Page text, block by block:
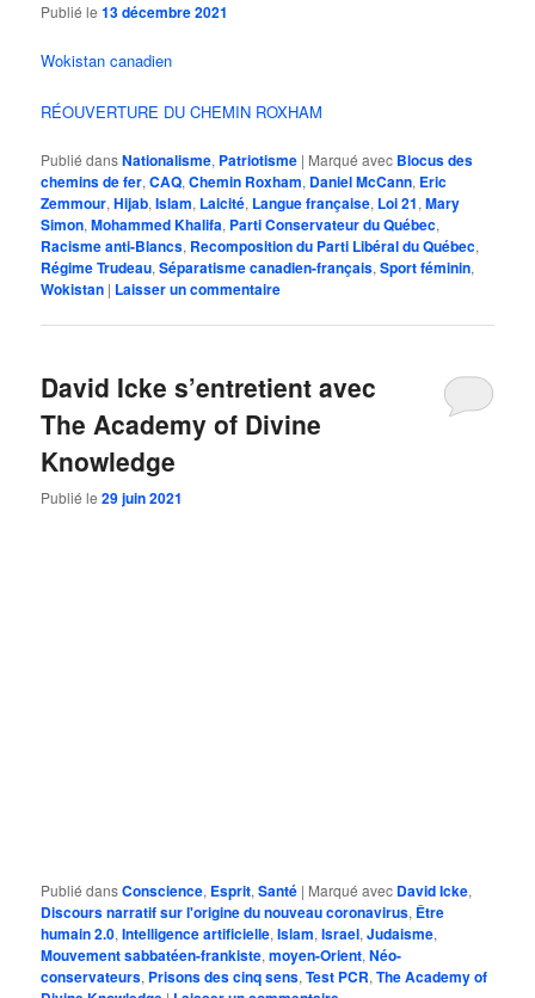
Publié le13 décembre 2021
Wokistan canadien
RÉOUVERTURE DU CHEMIN ROXHAM
Publié dansNationalisme, Patriotisme | Marqué avec Blocus des
chemins de fer,CAQ,Chemin Roxham, Daniel McCann, Eric
Zemmour,Hijab,Islam, Laicité, Langue française, Loi 21,Mary
Simon,Mohammed Khalifa, Parti Conservateur du Québec,
Racisme anti-Blancs, Recomposition du Parti Libéral du Québec,
Régime Trudeau,Séparatisme canadien-français,Sport féminin,
Wokistan | Laisser un commentaire
David Icke s’entretient avec
The Academy of Divine
Knowledge
Publié le29 juin 2021
Publié dansConscience, Esprit,Santé | Marqué avec David Icke,
Discours narratif sur l'origine du nouveau coronavirus, Être
humain 2.0,Intelligence artificielle,Islam,Israel,Judaisme,
Mouvement sabbatéen-frankiste,moyen-Orient,Néo-
conservateurs, Prisons des cinq sens,Test PCR,The Academy of